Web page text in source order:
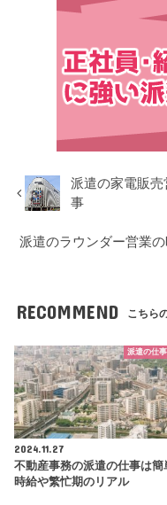
派遣の家電販
事
派遣のラウンダー営業
RECOMMEND こちら
派遣の仕
2024.11.27
不動産事務の派遣の仕事は簡
時給や繁忙期のリアル